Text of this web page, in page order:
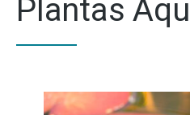
Plantas